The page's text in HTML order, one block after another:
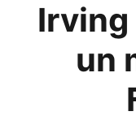
Irving
un